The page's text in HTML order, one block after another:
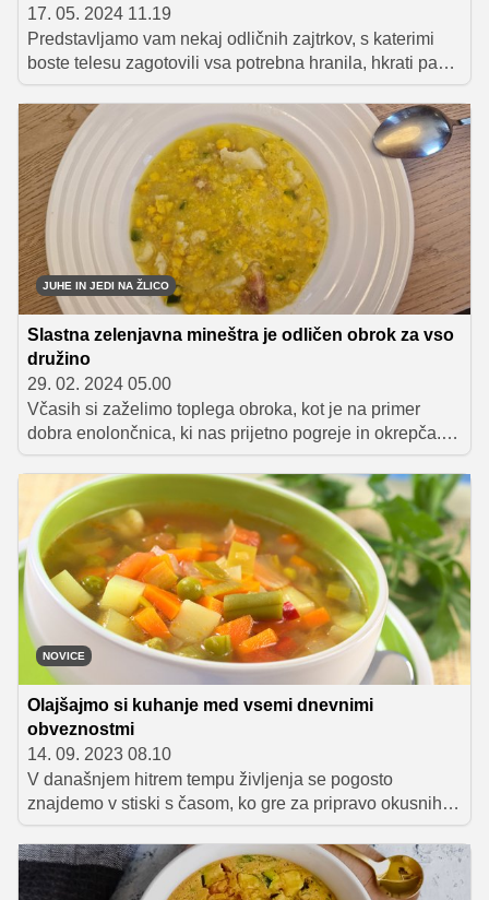
17. 05. 2024 11.19
Predstavljamo vam nekaj odličnih zajtrkov, s katerimi
boste telesu zagotovili vsa potrebna hranila, hkrati pa
boste uživali v odličnem okusu vašega prvega obroka.
JUHE IN JEDI NA ŽLICO
Slastna zelenjavna mineštra je odličen obrok za vso
družino
29. 02. 2024 05.00
Včasih si zaželimo toplega obroka, kot je na primer
dobra enolončnica, ki nas prijetno pogreje in okrepča.
Ste že poskusili zelenjavno mineštro z dodatkom
slastne pancete mangalice? Gre za kombinacijo, ki je
zaradi bogatega okusa prava poslastica za naše
brbončice, jed pa je hkrati tudi izjemno hranljiva. Spodaj
vam predstavljamo recept, s katerim boste to izvrstno
jed lahko pripravili tudi sami doma.
NOVICE
Olajšajmo si kuhanje med vsemi dnevnimi
obveznostmi
14. 09. 2023 08.10
V današnjem hitrem tempu življenja se pogosto
znajdemo v stiski s časom, ko gre za pripravo okusnih in
zdravih obrokov.